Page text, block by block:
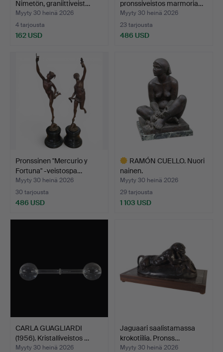
Nimetön, graniittiveist…
Myyty 30 heinä 2026
4 tarjousta
162 USD
pronssiveistos marmoria…
Myyty 30 heinä 2026
23 tarjousta
486 USD
Pronssinen "Mercurio y
Fortuna" -veistospa…
Myyty 30 heinä 2026
30 tarjousta
486 USD
RAMÓN CUELLO. Nuori
nainen.
Myyty 30 heinä 2026
29 tarjousta
1 103 USD
CARLA GUAGLIARDI
(1956). Kristalliveistos …
Myyty 30 heinä 2026
Jaguaari saalistamassa
krokotiilia. Pronss…
Myyty 30 heinä 2026